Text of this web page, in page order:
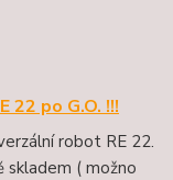
22 po G.O. !!!
robot RE 22.
( možno